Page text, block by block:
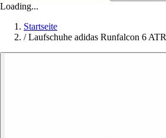
Loading...
Startseite
/ Laufschuhe adidas Runfalcon 6 ATR